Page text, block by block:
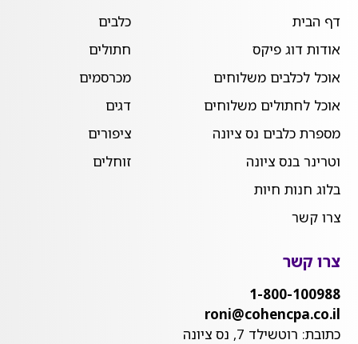
דף הבית
אודות דוג פיקס
אוכל לכלבים משלוחים
אוכל לחתולים משלוחים
מספרת כלבים נס ציונה
וטרינר בנס ציונה
בלוג חנות חיות
צרו קשר
כלבים
חתולים
מכרסמים
דגים
ציפורים
זוחלים
צרו קשר
1-800-100988
roni@cohencpa.co.il
כתובת: רוטשילד 7, נס ציונה